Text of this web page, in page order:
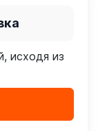
исходя из